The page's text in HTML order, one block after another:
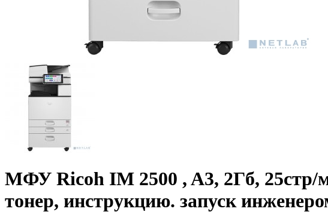
МФУ Ricoh IM 2500 , A3, 2Гб, 25стр/­
тонер, инструкцию. запуск